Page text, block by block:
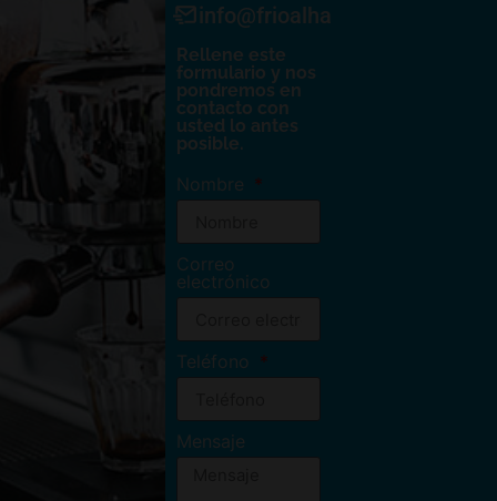
info@frioalhambra.com
Rellene este
formulario y nos
pondremos en
contacto con
usted lo antes
posible.
Nombre
Correo
electrónico
Teléfono
Mensaje